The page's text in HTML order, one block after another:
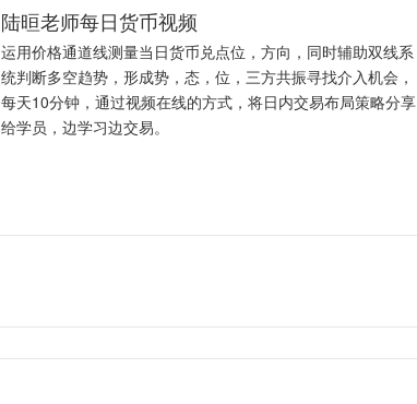
陆晅老师每日货币视频
运用价格通道线测量当日货币兑点位，方向，同时辅助双线系
统判断多空趋势，形成势，态，位，三方共振寻找介入机会，
每天10分钟，通过视频在线的方式，将日内交易布局策略分享
给学员，边学习边交易。